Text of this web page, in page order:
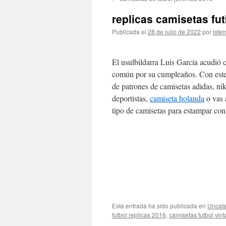
contenido
replicas camisetas
Publicada el 28 de julio de 2022 por
El usulbildarra Luis García acudió
común por su cumpleaños. Con
de patrones de camisetas adidas,
deportistas, camiseta holanda o vas
tipo de camisetas para estampar
Esta entrada ha sido publicada en
futbol replicas 2016, camisetas futbol